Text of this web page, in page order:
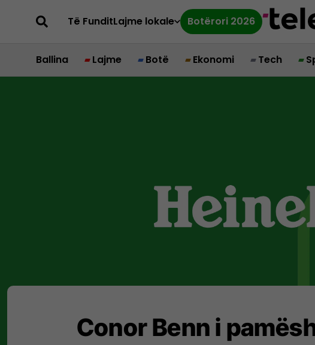
Të FunditLajme lokale Botërori 2026
Ballina Lajme Botë Ekonomi Tech
Conor Benn i